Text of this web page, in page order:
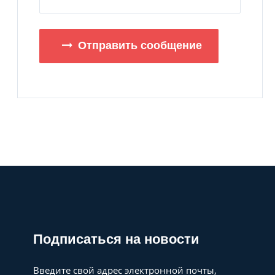
Отправить сообщение
Подписаться на новости
Введите свой адрес электронной почты,